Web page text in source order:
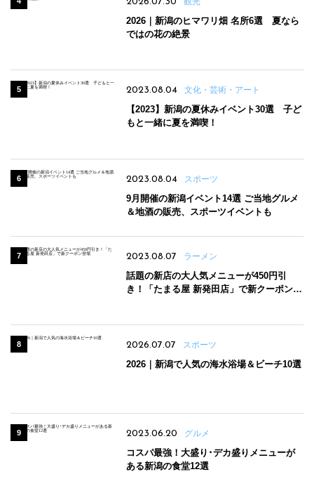
2026｜新潟のヒマワリ畑 名所6選 夏なら
ではの花の絶景
2023.08.04 文化・芸術・アート
【2023】新潟の夏休みイベント30選 子ど
もと一緒に夏を満喫！
2023.08.04 スポーツ
9月開催の新潟イベント14選 ご当地グルメ
＆地酒の販売、スポーツイベントも
2023.08.07 ラーメン
話題の新店の大人気メニューが450円引
き！「たまる屋 新発田店」で新クーポン登
2026.07.07 スポーツ
2026｜新潟で人気の海水浴場＆ビーチ10選
2023.06.20 グルメ
コスパ最強！大盛り･デカ盛りメニューが
ある新潟の食堂12選